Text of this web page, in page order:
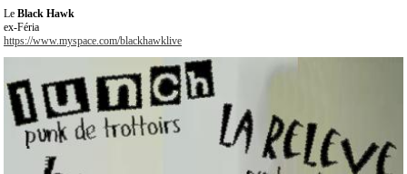
Annoncer
un
évènement
Contact
À
propos
Le Black Hawk
ex-Féria
https://www.myspace.com/blackhawklive